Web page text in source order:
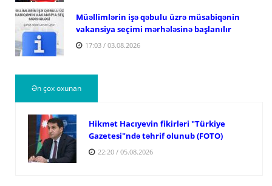
Müəllimlərin işə qəbulu üzrə müsabiqənin
vakansiya seçimi mərhələsinə başlanılır
17:03 / 03.08.2026
Ən çox oxunan
Hikmət Hacıyevin fikirləri "Türkiye
Gazetesi"ndə təhrif olunub (FOTO)
22:20 / 05.08.2026